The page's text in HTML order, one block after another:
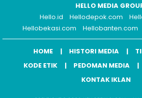
HELLO MEDIA
Hello.id
Hellodepok.com
Hellobekasi.com
Hellobanten.com
HOME HISTORI MEDIA
KODE ETIK
PEDOMAN MEDIA
KONTAK IKLAN